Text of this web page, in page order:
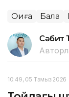
Оқиға Бала
Сәбит
10:49, 05 Тамыз 2026